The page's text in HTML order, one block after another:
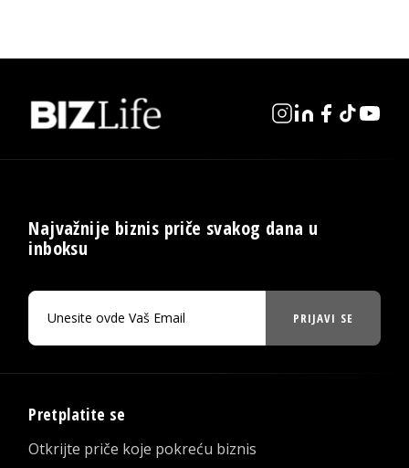
Najvažnije biznis priče svakog dana u
inboksu
PRIJAVI SE
Pretplatite se
Otkrijte priče koje pokreću biznis